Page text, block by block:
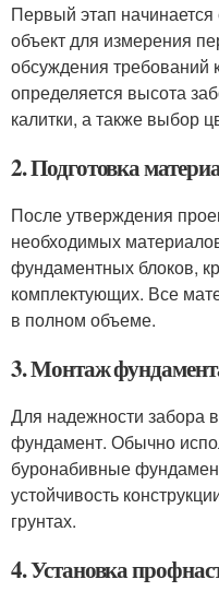
Первый этап
объект для измерения
обсуждения требований
определяется высота
калитки, а также выбор
2. Подготовка
После утверждения
необходимых
фундаментных блоков,
комплектующих. Все
в полном объеме.
3. Монтаж
Для надежности забора
фундамент. Обычно
буронабивные
устойчивость
грунтах.
4. Установка